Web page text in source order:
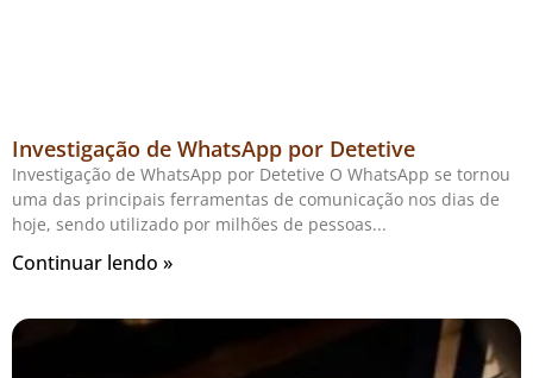
Investigação de WhatsApp por Detetive
Investigação de WhatsApp por Detetive O WhatsApp se tornou
uma das principais ferramentas de comunicação nos dias de
hoje, sendo utilizado por milhões de pessoas
Continuar lendo »